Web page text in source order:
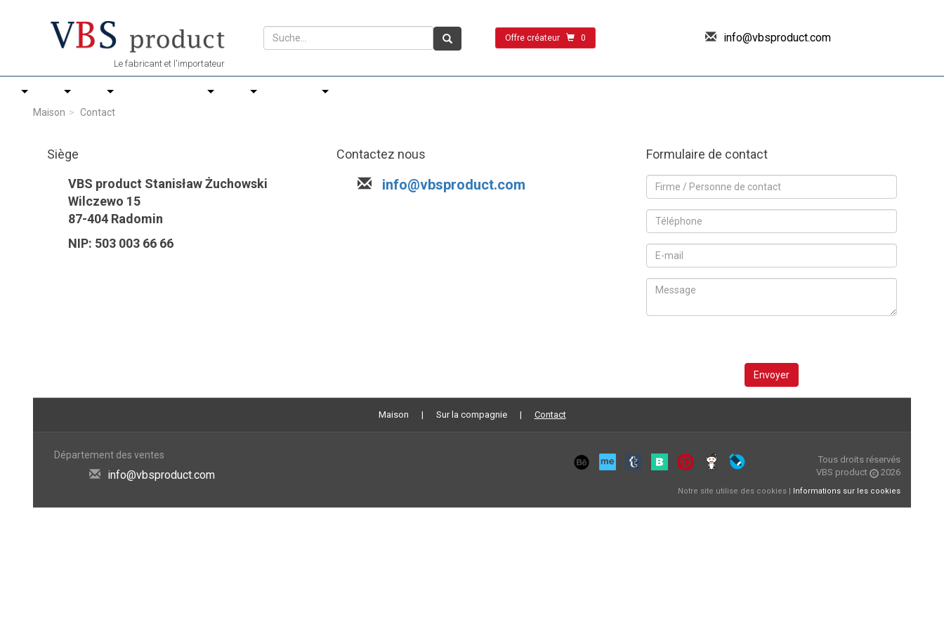
Le fabricant et l'importateur
Offre créateur 0 info@vbsproduct.com
Maison Contact
Siège
VBS product Stanisław Żuchowski
Wilczewo 15
87-404 Radomin
NIP: 503 003 66 66
Contactez nous
info@vbsproduct.com
Formulaire de contact
Envoyer
Maison Sur la compagnie Contact
Département des ventes
info@vbsproduct.com
Tous droits réservés
VBS product
2026
Notre site utilise des cookies | Informations sur les cookies